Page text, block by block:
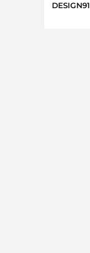
DESIGN91